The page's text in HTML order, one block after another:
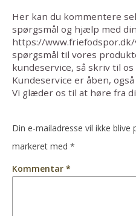
Her kan du kommentere
spørgsmål og hjælp med
https://
spørgsmål til vores
kundeservice, så skriv til
Kundeservice er åben,
Vi glæder os til at høre fra
Din e-mailadresse vil ikke blive
markeret med *
Kommentar *